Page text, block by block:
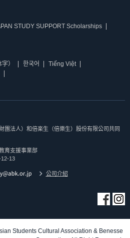
STUDY SUPPORT Scholarships
） 한국어
Tiếng Việt
團法人）和倍楽生（倍樂生）股份有限公司共同
育支援事業部
13
公司介紹
Students Cultural Association & Benesse